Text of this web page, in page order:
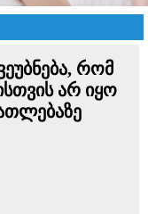
რომ
არ იყო